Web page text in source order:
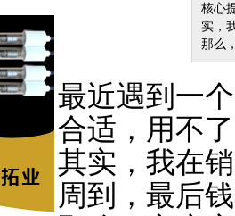
核心
实，
那么
最近遇到一
合适，用不
其实，我在
周到，最后